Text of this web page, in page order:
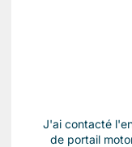
J'ai contacté
de portail